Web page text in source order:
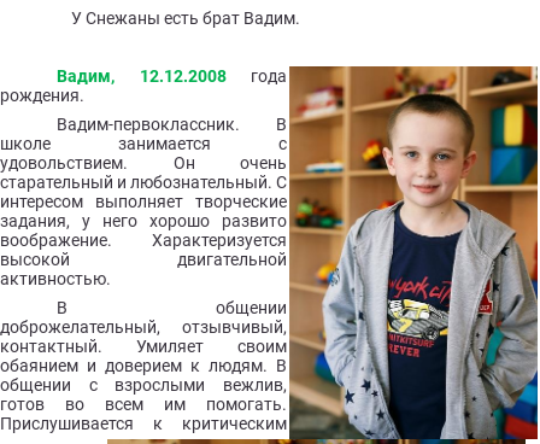
У Снежаны есть брат Вадим.
Вадим, 12.12.2008
года
рождения.
Вадим-первоклассник. В
школе занимается с
удовольствием. Он очень
старательный и любознательный. С
интересом выполняет творческие
задания, у него хорошо развито
воображение. Характеризуется
высокой двигательной
активностью.
В общении
доброжелательный, отзывчивый,
контактный. Умиляет своим
обаянием и доверием к людям. В
общении с взрослыми вежлив,
готов во всем им помогать.
Прислушивается к критическим